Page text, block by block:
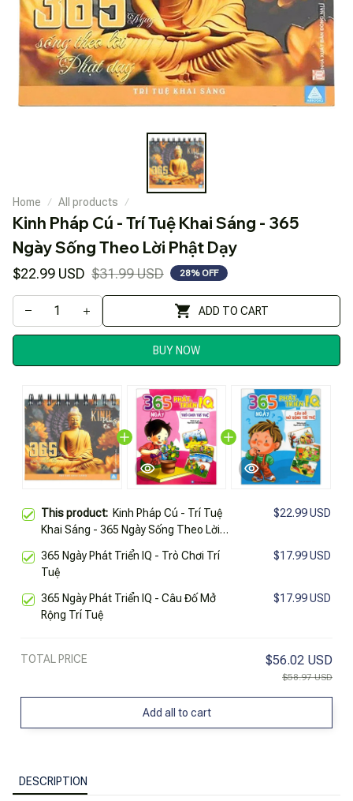
Home All products
Kinh Pháp Cú - Trí Tuệ Khai Sáng - 365
Ngày Sống Theo Lời Phật Dạy
$22.99 USD $31.99 USD 28% OFF
ADD TO CART
BUY NOW
This product: Kinh Pháp Cú - Trí Tuệ
Khai Sáng - 365 Ngày Sống Theo Lời
$22.99 USD
365 Ngày Phát Triển IQ - Trò Chơi Trí
Tuệ
$17.99 USD
365 Ngày Phát Triển IQ - Câu Đố Mở
Rộng Trí Tuệ
$17.99 USD
TOTAL PRICE $56.02 USD
$58.97 USD
Add all to cart
DESCRIPTION